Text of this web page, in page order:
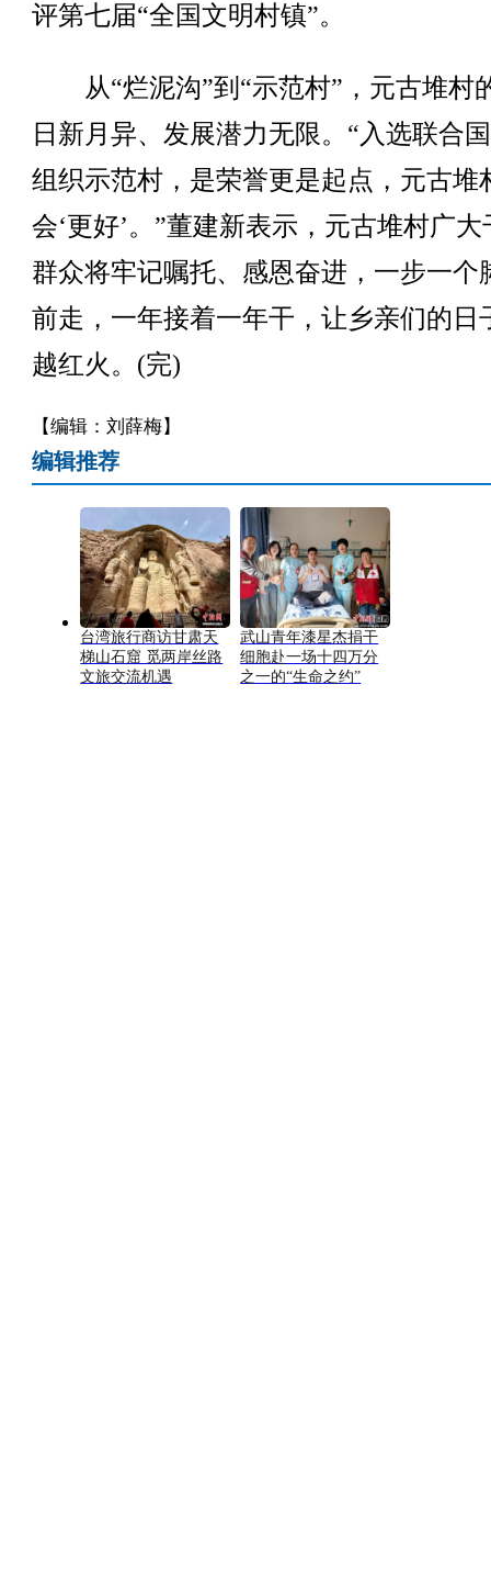
评第七届“全国文明村镇”。
从“烂泥沟”到“示范村”，元古堆村
日新月异、发展潜力无限。“入选联合
组织示范村，是荣誉更是起点，元古堆
会‘更好’。”董建新表示，元古堆村广大
群众将牢记嘱托、感恩奋进，一步一个
前走，一年接着一年干，让乡亲们的日
越红火。(完)
【编辑：刘薛梅】
编辑推荐
台湾旅行商访甘肃天
梯山石窟 觅两岸丝路
文旅交流机遇
武山青年漆星杰捐干
细胞赴一场十四万分
之一的“生命之约”